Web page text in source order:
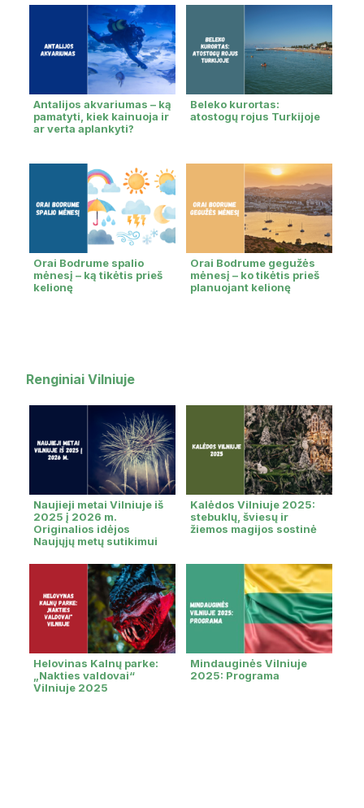
Antalijos akvariumas – ką
pamatyti, kiek kainuoja ir
ar verta aplankyti?
Beleko kurortas:
atostogų rojus Turkijoje
Orai Bodrume spalio
mėnesį – ką tikėtis prieš
kelionę
Orai Bodrume gegužės
mėnesį – ko tikėtis prieš
planuojant kelionę
Renginiai Vilniuje
Naujieji metai Vilniuje iš
2025 į 2026 m.
Originalios idėjos
Naujųjų metų sutikimui
Kalėdos Vilniuje 2025:
stebuklų, šviesų ir
žiemos magijos sostinė
Helovinas Kalnų parke:
„Nakties valdovai“
Vilniuje 2025
Mindauginės Vilniuje
2025: Programa